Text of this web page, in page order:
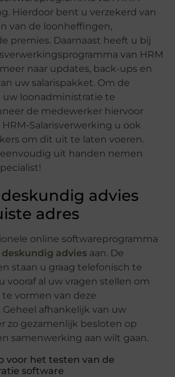
Hierdoor bent u verzekerd van
van de loonheffingen,
premies. Daarnaast heeft u bij
van HRM
naar updates, back-ups en
uw salarispakket. Om de
loonadministratie te
de medewerker hiervoor
Salarisverwerking u ook
om dit uit te laten voeren.
uit handen nemen
advies
adres
online softwareprogramma
deskundig advies aan. De
staan u graag telefonisch te
vooraf al uw vragen stellen om
vormen van deze
Geheel afhankelijk van uw
zo gezamenlijk besloten op
samenwerking aan wilt gaan.
voor het testen van de
software